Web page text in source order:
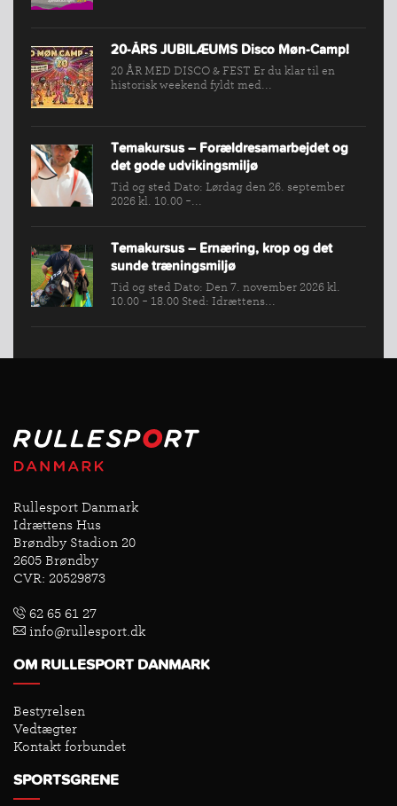
20-ÅRS JUBILÆUMS Disco Møn-Camp!
20 ÅR MED DISCO & FEST Er du klar til en
historisk weekend fyldt med...
Temakursus – Forældresamarbejdet og
det gode udvikingsmiljø
Tid og sted Dato: Lørdag den 26. september
2026 kl. 10.00 -...
Temakursus – Ernæring, krop og det
sunde træningsmiljø
Tid og sted Dato: Den 7. november 2026 kl.
10.00 - 18.00 Sted: Idrættens...
Rullesport Danmark
Idrættens Hus
Brøndby Stadion 20
2605 Brøndby
CVR: 20529873
62 65 61 27
info@rullesport.dk
OM RULLESPORT DANMARK
Bestyrelsen
Vedtægter
Kontakt forbundet
SPORTSGRENE